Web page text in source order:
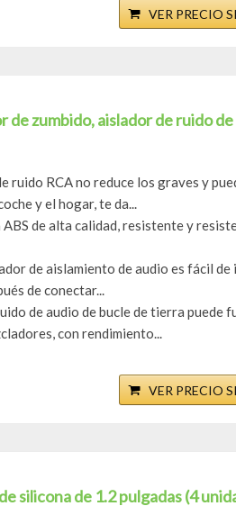
VER PRECIO
zumbido, aislador de ruido
RCA no reduce los graves y
y el hogar, te da...
de alta calidad, resistente y
de aislamiento de audio es fácil de
de conectar...
de audio de bucle de tierra puede
con rendimiento...
VER PRECIO
silicona de 1.2 pulgadas (4